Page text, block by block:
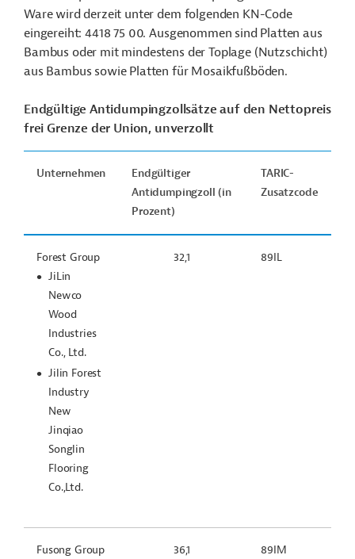
Ware wird derzeit unter dem folgenden KN-Code
eingereiht: 4418 75 00.Ausgenommen sind Platten aus
Bambus oder mit mindestens der Toplage (Nutzschicht)
aus Bambus sowie Platten für Mosaikfußböden.
Endgültige Antidumpingzollsätze auf den Nettopreis
frei Grenze der Union, unverzollt
Unternehmen
Endgültiger
Antidumpingzoll (in
Prozent)
TARIC-
Zusatzcode
Forest Group
JiLin
Newco
Wood
Industries
Co., Ltd.
Jilin Forest
Industry
New
Jinqiao
Songlin
Flooring
Co.,Ltd.
32,1 89IL
Fusong Group
36,1 89IM